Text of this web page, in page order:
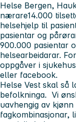
Helse Bergen,
nærare14.000
helsehjelp til
pasientar og
900.000 pasientar
helsearbeidarar.
oppgåver i
eller facebook.
Helse Vest skal så
befolkninga. Vi
uavhengig av
fagkombinasjonar,